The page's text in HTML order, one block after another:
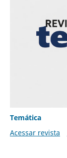
Temática
Acessar revista